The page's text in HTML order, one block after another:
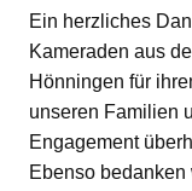
Ein herzliches
Kameraden aus
Hönningen für
unseren Familien
Engagement
Ebenso